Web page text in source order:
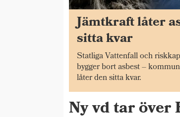
Jämtkraft låter
sitta kvar
Statliga Vattenfall och
bygger bort asbest –
låter den sitta kvar.
Ny vd tar över